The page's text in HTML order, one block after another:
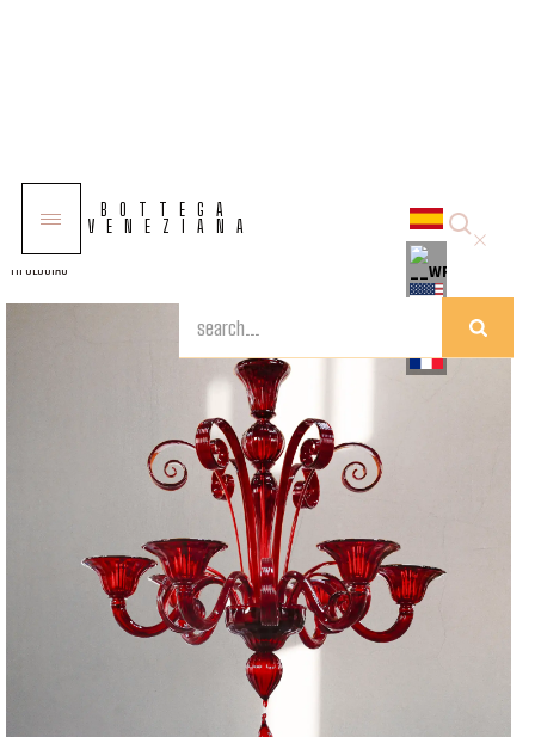
BOTTEGA
VENEZIANA
SOLUCIONES
TIPOLOGÍAS